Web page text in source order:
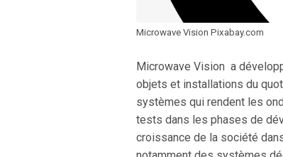
Microwave Vision Pixabay.com
Microwave Vision a
objets et installations du
systèmes qui rendent les
tests dans les phases de
croissance de la société